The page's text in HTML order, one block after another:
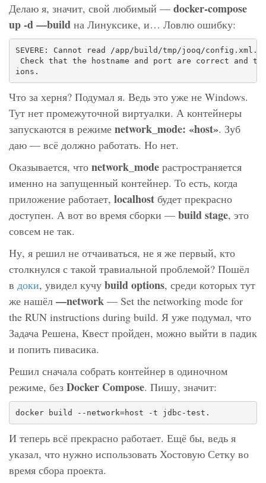
Делаю я, значит, свой любимый — docker-compose
up -d —build на Линуксике, и… Ловлю ошибку:
SEVERE: Cannot read /app/build/tmp/jooq/
Check that the hostname and port are correct and
ions.
Что за херня? Подумал я. Ведь это уже не Windows.
Тут нет промежуточной виртуалки. А контейнеры
запускаются в режиме network_mode: «host». Зуб
даю — всё должно работать. Но нет.
Оказывается, что network_mode растространяется
именно на запущенный контейнер. То есть, когда
приложение работает, localhost будет прекрасно
доступен. А вот во время сборки — build stage, это
совсем не так.
Ну, я решил не отчаиваться, не я же первый, кто
столкнулся с такой травиальной проблемой? Пошёл
в доки, увидел кучу build options, среди которых тут
же нашёл —network — Set the networking mode for
the RUN instructions during build. Я уже подумал, что
Задача Решена, Квест пройден, можно выйти в падик
и попить пивасика.
Решил сначала собрать контейнер в одиночном
режиме, без Docker Compose. Пишу, значит:
docker build --network=host -t jdbc-test.
И теперь всё прекрасно работает. Ещё бы, ведь я
указал, что нужно использовать Хостовую Сетку во
время сбора проекта.